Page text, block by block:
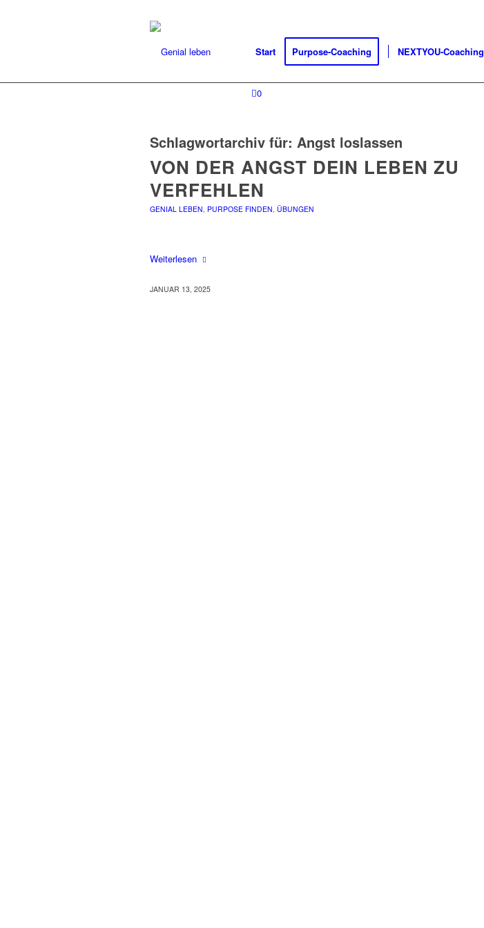
Start Purpose-Coaching NEXTYOU-Coaching
0
Schlagwortarchiv für: Angst loslassen
VON DER ANGST DEIN LEBEN ZU
VERFEHLEN
GENIAL LEBEN, PURPOSE FINDEN, ÜBUNGEN
Weiterlesen
JANUAR 13, 2025